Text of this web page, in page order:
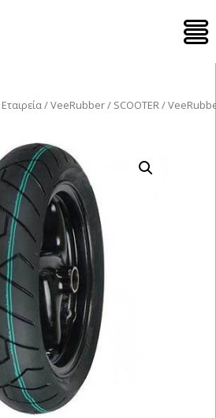
Εταιρεία/VeeRubber/ SCOOTER/